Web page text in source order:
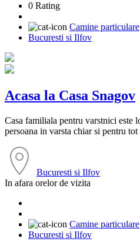
0 Rating
Camine particulare
Bucuresti si Ilfov
Acasa la Casa Snagov
Casa familiala pentru varstnici este
persoana in varsta chiar si pentru
Bucuresti si Ilfov
In afara orelor de vizita
Camine particulare
Bucuresti si Ilfov